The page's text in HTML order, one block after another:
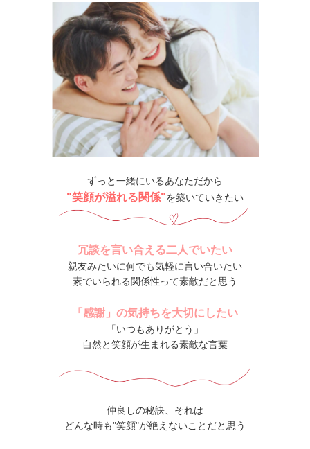
ずっと一緒にいるあなただから
"笑顔が溢れる関係"を築いていきたい
冗談を言い合える二人でいたい
親友みたいに何でも気軽に言い合いたい
素でいられる関係性って素敵だと思う
「感謝」の気持ちを大切にしたい
「いつもありがとう」
自然と笑顔が生まれる素敵な言葉
仲良しの秘訣、それは
どんな時も"笑顔"が絶えないことだと思う